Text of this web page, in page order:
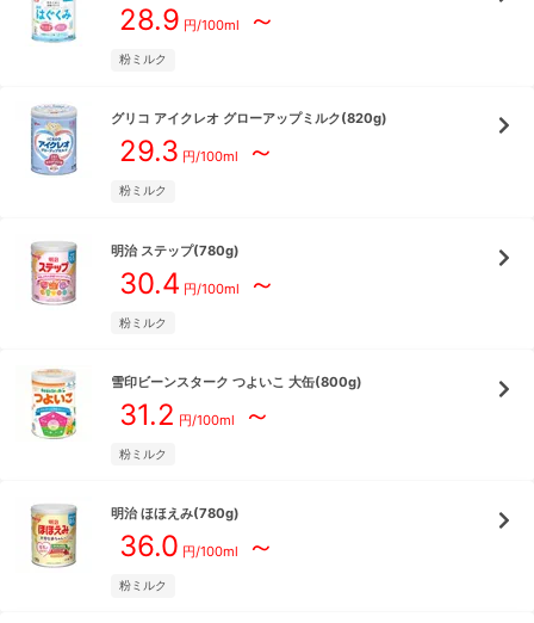
28.9 円/100ml ～
粉ミルク
グリコ アイクレオ グローアップミルク(820g)
29.3 円/100ml ～
粉ミルク
明治 ステップ(780g)
30.4 円/100ml ～
粉ミルク
雪印ビーンスターク つよいこ 大缶(800g)
31.2 円/100ml ～
粉ミルク
明治 ほほえみ(780g)
36.0 円/100ml ～
粉ミルク